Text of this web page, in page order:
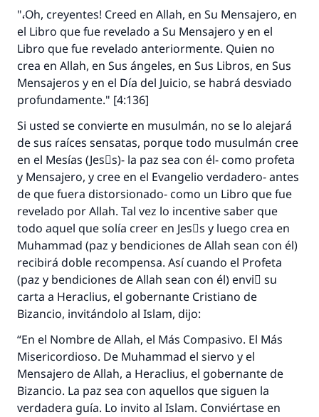
"،Oh, creyentes! Creed en Allah, en Su Mensajero, en
el Libro que fue revelado a Su Mensajero y en el
Libro que fue revelado anteriormente. Quien no
crea en Allah, en Sus ángeles, en Sus Libros, en Sus
Mensajeros y en el Día del Juicio, se habrá desviado
profundamente." [4:136]
Si usted se convierte en musulmán, no se lo alejará
de sus raíces sensatas, porque todo musulmán cree
en el Mesías (Jesْs)- la paz sea con él- como profeta
y Mensajero, y cree en el Evangelio verdadero- antes
de que fuera distorsionado- como un Libro que fue
revelado por Allah. Tal vez lo incentive saber que
todo aquel que solía creer en Jesْs y luego crea en
Muhammad (paz y bendiciones de Allah sean con él)
recibirá doble recompensa. Así cuando el Profeta
(paz y bendiciones de Allah sean con él) enviَ su
carta a Heraclius, el gobernante Cristiano de
Bizancio, invitándolo al Islam, dijo:
“En el Nombre de Allah, el Más Compasivo. El Más
Misericordioso. De Muhammad el siervo y el
Mensajero de Allah, a Heraclius, el gobernante de
Bizancio. La paz sea con aquellos que siguen la
verdadera guía. Lo invito al Islam. Conviértase en
La respuesta no. 110845 salvó un
matrimonio.
Desde la Q hasta la A, su contribución ayuda a
IslamQA.
"Una persona que orienta a otros a hacer el
bien obtendrá la misma recompensa que
aquellos que lo realicen."
(MUSLIM, 1893)
Contribuir